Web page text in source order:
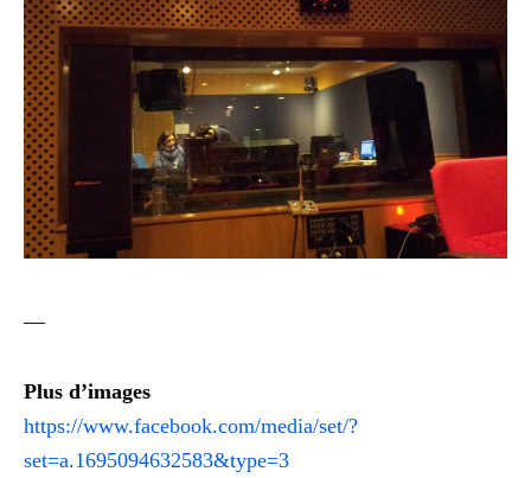
—
Plus d’images
https://www.facebook.com/media/set/?
set=a.1695094632583&type=3